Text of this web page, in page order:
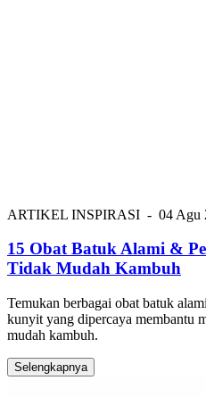
ARTIKEL INSPIRASI - 04 Agu
15 Obat Batuk Alami &
Tidak Mudah Kambuh
Temukan berbagai obat batuk
kunyit yang dipercaya membantu
mudah kambuh.
Selengkapnya